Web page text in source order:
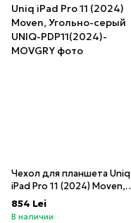
Чехол для планшета Uniq
iPad Pro 11 (2024) Moven,
Угольно-серый
854 Lei
В наличии